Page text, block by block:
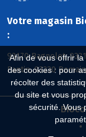
Afin de vous offrir
des cookies : pour
récolter des
du site et vous
sécurité. Vous
Votre magasin
:
93170 Bagnolet,
Pantin, 93230